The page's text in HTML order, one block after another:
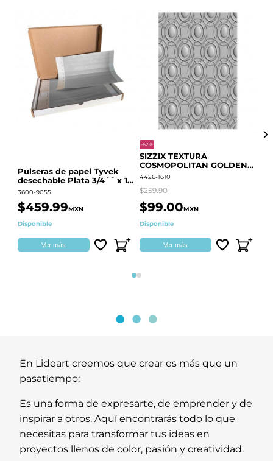
Pulseras de papel Tyvek
desechable Plata 3/4´´ x 10
´´
3600-9055
$459.99MXN
Disponible
Ver más
-62%
SIZZIX TEXTURA
COSMOPOLITAN GOLDEN
RINGS S.PARK 666700
4426-1610
$259.90
$99.00MXN
Disponible
Ver más
Página 1
Página 2
En Lideart creemos que crear es más que un
pasatiempo:
Es una forma de expresarte, de emprender y de
inspirar a otros. Aquí encontrarás todo lo que
necesitas para transformar tus ideas en
proyectos llenos de color, pasión y creatividad.